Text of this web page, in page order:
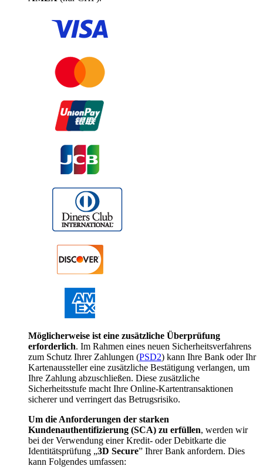
Möglicherweise ist eine zusätzliche Überprüfung
erforderlich. Im Rahmen eines neuen Sicherheitsverfahrens
zum Schutz Ihrer Zahlungen (PSD2) kann Ihre Bank oder Ihr
Kartenaussteller eine zusätzliche Bestätigung verlangen, um
Ihre Zahlung abzuschließen. Diese zusätzliche
Sicherheitsstufe macht Ihre Online-Kartentransaktionen
sicherer und verringert das Betrugsrisiko.
Um die Anforderungen der starken
Kundenauthentifizierung (SCA) zu erfüllen, werden wir
bei der Verwendung einer Kredit- oder Debitkarte die
Identitätsprüfung „3D Secure” Ihrer Bank anfordern. Dies
kann Folgendes umfassen: